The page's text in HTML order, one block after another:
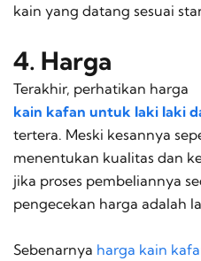
kain yang datang sesuai
4. Harga
Terakhir, perhatikan harga
kain kafan untuk laki laki
tertera. Meski kesannya
menentukan kualitas dan
jika proses pembeliannya
pengecekan harga adalah
Sebenarnya harga kain